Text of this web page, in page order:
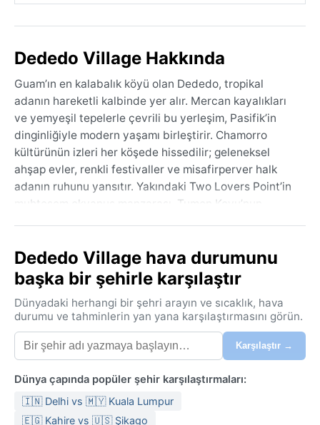
Dededo Village Hakkında
Guam’ın en kalabalık köyü olan Dededo, tropikal
adanın hareketli kalbinde yer alır. Mercan kayalıkları
ve yemyeşil tepelerle çevrili bu yerleşim, Pasifik’in
dinginliğiyle modern yaşamı birleştirir. Chamorro
kültürünün izleri her köşede hissedilir; geleneksel
ahşap evler, renkli festivaller ve misafirperver halk
adanın ruhunu yansıtır. Yakındaki Two Lovers Point’in
muhteşem okyanus manzarası, Tumon Koyu’nun
ve mercan kökenli ada, güneyde engebeli dağlarla
kuzeyde düz platolar arasında değişen bir manzara
sunar. Dededo’nun kendisi yoğun nüfuslu bir ticaret
merkezi olup, alışveriş merkezleri ve yerel pazarlarla
canlı bir atmosfer çizer.
Köppen iklim sınıflandırmasına göre Af (tropikal
yağmur ormanı) kuşağında yer alan Dededo, yıl boyu
sıcak ve nemli bir havaya sahiptir. Sıcaklıklar 24-30°C
arasında sabit kalır; mevsimler arasında belirgin bir
fark yoktur. Ancak yağış rejimi iki döneme ayrılır:
Dededo Village hava durumunu
başka bir şehirle karşılaştır
Dünyadaki herhangi bir şehri arayın ve sıcaklık, hava
durumu ve tahminlerin yan yana karşılaştırmasını görün.
Karşılaştır →
Dünya çapında popüler şehir karşılaştırmaları:
🇮🇳 Delhi vs 🇲🇾 Kuala Lumpur
🇪🇬 Kahire vs 🇺🇸 Şikago